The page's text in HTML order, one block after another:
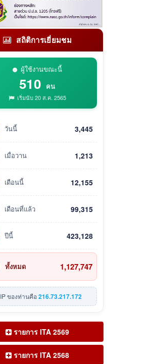
สถิติการเยี่ยมชม
ผู้ใช้งานขณะนี้
510 คน
เริ่มนับ 20 ส.ค. 2565
วันนี้ 3,445
เมื่อวาน 1,213
เดือนนี้ 12,155
เดือนที่แล้ว 99,315
ปีนี้ 423,128
ทั้งหมด 1,127,747
IP ของท่านคือ216.73.217.172
รายการ ITA 2569
รายการ ITA 2568